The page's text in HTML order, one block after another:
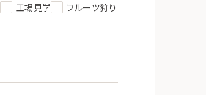
工場見学
フルーツ狩り